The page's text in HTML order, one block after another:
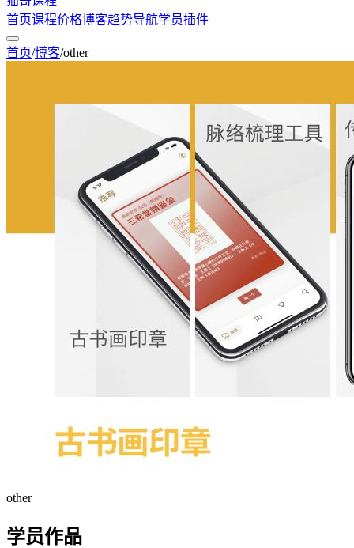
首页课程价格博客趋势导航学员插件
首页/博客/other
other
学员作品